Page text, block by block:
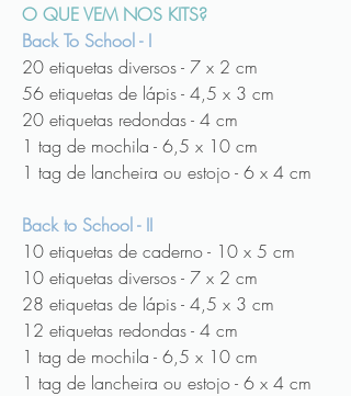
O QUE VEM NOS KITS?
Back To School - I
20 etiquetas diversos - 7 x 2 cm
56 etiquetas de lápis - 4,5 x 3 cm
20 etiquetas redondas - 4 cm
1 tag de mochila - 6,5 x 10 cm
1 tag de lancheira ou estojo - 6 x 4 cm
Back to School - II
10 etiquetas de caderno - 10 x 5 cm
10 etiquetas diversos - 7 x 2 cm
28 etiquetas de lápis - 4,5 x 3 cm
12 etiquetas redondas - 4 cm
1 tag de mochila - 6,5 x 10 cm
1 tag de lancheira ou estojo - 6 x 4 cm